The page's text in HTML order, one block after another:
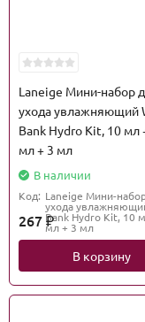
Laneige Мини-набор
ухода увлажняющий
Bank Hydro Kit, 10 мл
мл + 3 мл
В наличии
Код: Laneige Мини-
ухода
Bank Hydro Kit, 10
мл + 3 мл
267 ₽
В корзину